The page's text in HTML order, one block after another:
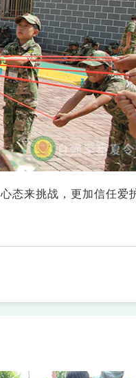
态来挑战，更加信任爱